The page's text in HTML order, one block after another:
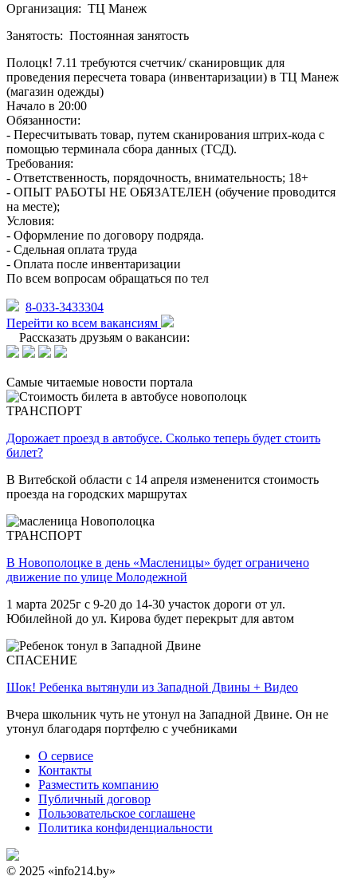
Организация: ТЦ Манеж
Занятость: Постоянная занятость
Полоцк! 7.11 требуются счетчик/ сканировщик для
проведения пересчета товара (инвентаризации) в ТЦ Манеж
(магазин одежды)
Начало в 20:00
Обязанности:
- Пересчитывать товар, путем сканирования штрих-кода с
помощью терминала сбора данных (ТСД).
Требования:
- Ответственность, порядочность, внимательность; 18+
- ОПЫТ РАБОТЫ НЕ ОБЯЗАТЕЛЕН (обучение проводится
на месте);
Условия:
- Оформление по договору подряда.
- Сдельная оплата труда
- Оплата после инвентаризации
По всем вопросам обращаться по тел
8-033-3433304
Перейти ко всем вакансиям
Рассказать друзьям о вакансии:
Самые читаемые новости портала
ТРАНСПОРТ
Дорожает проезд в автобусе. Сколько теперь будет стоить
билет?
В Витебской области с 14 апреля измененится стоимость
проезда на городских маршрутах
ТРАНСПОРТ
В Новополоцке в день «Масленицы» будет ограничено
движение по улице Молодежной
1 марта 2025г с 9-20 до 14-30 участок дороги от ул.
Юбилейной до ул. Кирова будет перекрыт для автом
СПАСЕНИЕ
Шок! Ребенка вытянули из Западной Двины + Видео
Вчера школьник чуть не утонул на Западной Двине. Он не
утонул благодаря портфелю с учебниками
О сервисе
Контакты
Разместить компанию
Публичный договор
Пользовательское соглашене
Политика конфиденциальности
© 2025 «info214.by»